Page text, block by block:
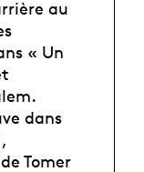
au
« Un
dans
Tomer